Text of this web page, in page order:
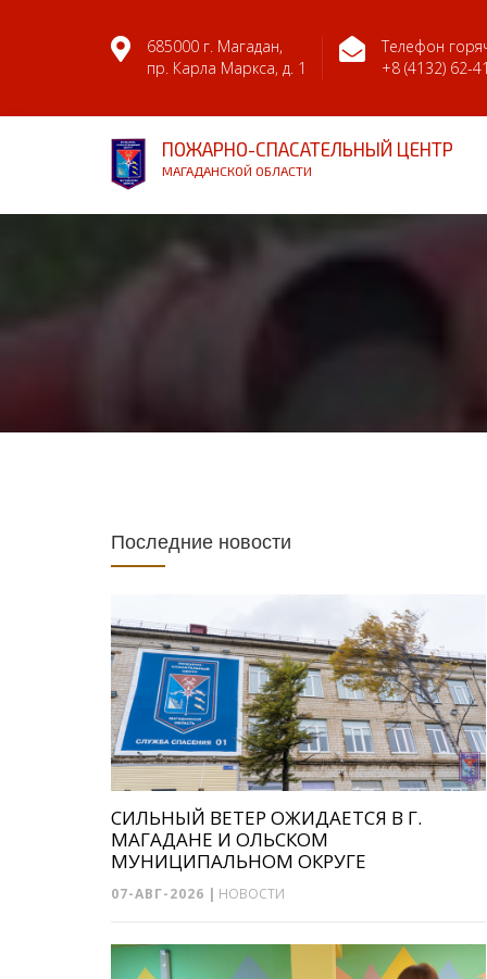
685000 г. Магадан,
пр. Карла Маркса, д. 1
Телефон
+8 (4132) 62-
ПОЖАРНО-СПАСАТЕЛЬНЫЙ ЦЕНТР
МАГАДАНСКОЙ ОБЛАСТИ
Последние новости
СИЛЬНЫЙ ВЕТЕР ОЖИДАЕТСЯ В Г.
МАГАДАНЕ И ОЛЬСКОМ
МУНИЦИПАЛЬНОМ ОКРУГЕ
07-АВГ-2026 | НОВОСТИ